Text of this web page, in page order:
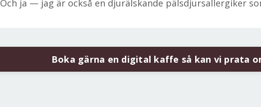
Och ja — jag är också en djurälskande pälsdjursallergiker
Boka gärna en digital kaffe så kan vi prata